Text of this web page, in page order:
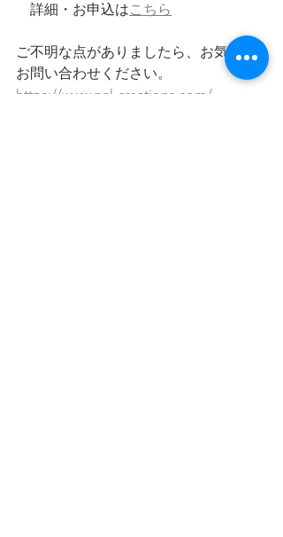
詳細・お申込はこちら
ご不明な点がありましたら、お気軽に
お問い合わせください。
https://www.pal-creations.com/